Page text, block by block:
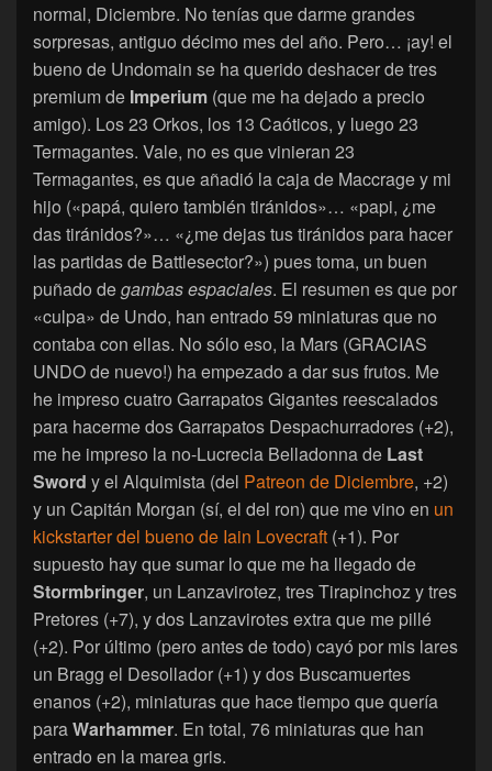
normal, Diciembre. No tenías que darme grandes
sorpresas, antiguo décimo mes del año. Pero… ¡ay! el
bueno de Undomain se ha querido deshacer de tres
premium de Imperium (que me ha dejado a precio
amigo). Los 23 Orkos, los 13 Caóticos, y luego 23
Termagantes. Vale, no es que vinieran 23
Termagantes, es que añadió la caja de Maccrage y mi
hijo («papá, quiero también tiránidos»… «papi, ¿me
das tiránidos?»… «¿me dejas tus tiránidos para hacer
las partidas de Battlesector?») pues toma, un buen
puñado degambas espaciales. El resumen es que por
«culpa» de Undo, han entrado 59 miniaturas que no
contaba con ellas. No sólo eso, la Mars (GRACIAS
UNDO de nuevo!) ha empezado a dar sus frutos. Me
he impreso cuatro Garrapatos Gigantes reescalados
para hacerme dos Garrapatos Despachurradores (+2),
me he impreso la no-Lucrecia Belladonna de Last
Sword y el Alquimista (del Patreon de Diciembre, +2)
y un Capitán Morgan (sí, el del ron) que me vino en un
kickstarter del bueno de Iain Lovecraft (+1). Por
supuesto hay que sumar lo que me ha llegado de
Stormbringer, un Lanzavirotez, tres Tirapinchoz y tres
Pretores (+7), y dos Lanzavirotes extra que me pillé
(+2). Por último (pero antes de todo) cayó por mis lares
un Bragg el Desollador (+1) y dos Buscamuertes
enanos (+2), miniaturas que hace tiempo que quería
paraWarhammer. En total, 76 miniaturas que han
entrado en la marea gris.